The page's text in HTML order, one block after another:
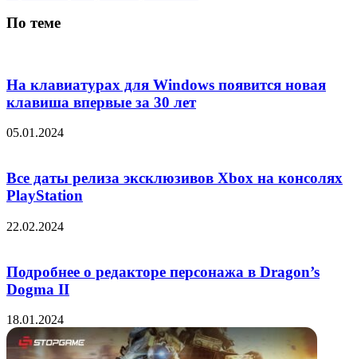
По теме
На клавиатурах для Windows появится новая
клавиша впервые за 30 лет
05.01.2024
Все даты релиза эксклюзивов Xbox на консолях
PlayStation
22.02.2024
Подробнее о редакторе персонажа в Dragon’s
Dogma II
18.01.2024